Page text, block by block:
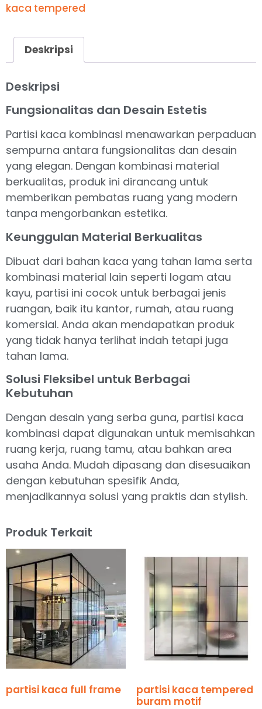
kaca tempered
Deskripsi
Deskripsi
Fungsionalitas dan Desain Estetis
Partisi kaca kombinasi menawarkan perpaduan
sempurna antara fungsionalitas dan desain
yang elegan. Dengan kombinasi material
berkualitas, produk ini dirancang untuk
memberikan pembatas ruang yang modern
tanpa mengorbankan estetika.
Keunggulan Material Berkualitas
Dibuat dari bahan kaca yang tahan lama serta
kombinasi material lain seperti logam atau
kayu, partisi ini cocok untuk berbagai jenis
ruangan, baik itu kantor, rumah, atau ruang
komersial. Anda akan mendapatkan produk
yang tidak hanya terlihat indah tetapi juga
tahan lama.
Solusi Fleksibel untuk Berbagai
Kebutuhan
Dengan desain yang serba guna, partisi kaca
kombinasi dapat digunakan untuk memisahkan
ruang kerja, ruang tamu, atau bahkan area
usaha Anda. Mudah dipasang dan disesuaikan
dengan kebutuhan spesifik Anda,
menjadikannya solusi yang praktis dan stylish.
Produk Terkait
partisi kaca full frame
partisi kaca tempered
buram motif